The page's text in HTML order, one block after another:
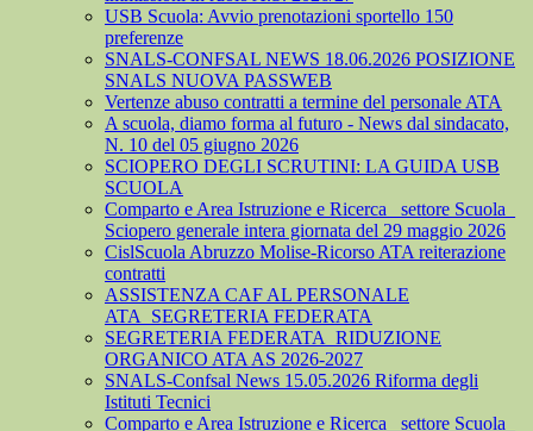
USB Scuola: Avvio prenotazioni sportello 150
preferenze
SNALS-CONFSAL NEWS 18.06.2026 POSIZIONE
SNALS NUOVA PASSWEB
Vertenze abuso contratti a termine del personale ATA
A scuola, diamo forma al futuro - News dal sindacato,
N. 10 del 05 giugno 2026
SCIOPERO DEGLI SCRUTINI: LA GUIDA USB
SCUOLA
Comparto e Area Istruzione e Ricerca_ settore Scuola_
Sciopero generale intera giornata del 29 maggio 2026
CislScuola Abruzzo Molise-Ricorso ATA reiterazione
contratti
ASSISTENZA CAF AL PERSONALE
ATA_SEGRETERIA FEDERATA
SEGRETERIA FEDERATA_RIDUZIONE
ORGANICO ATA AS 2026-2027
SNALS-Confsal News 15.05.2026 Riforma degli
Istituti Tecnici
Comparto e Area Istruzione e Ricerca_ settore Scuola_